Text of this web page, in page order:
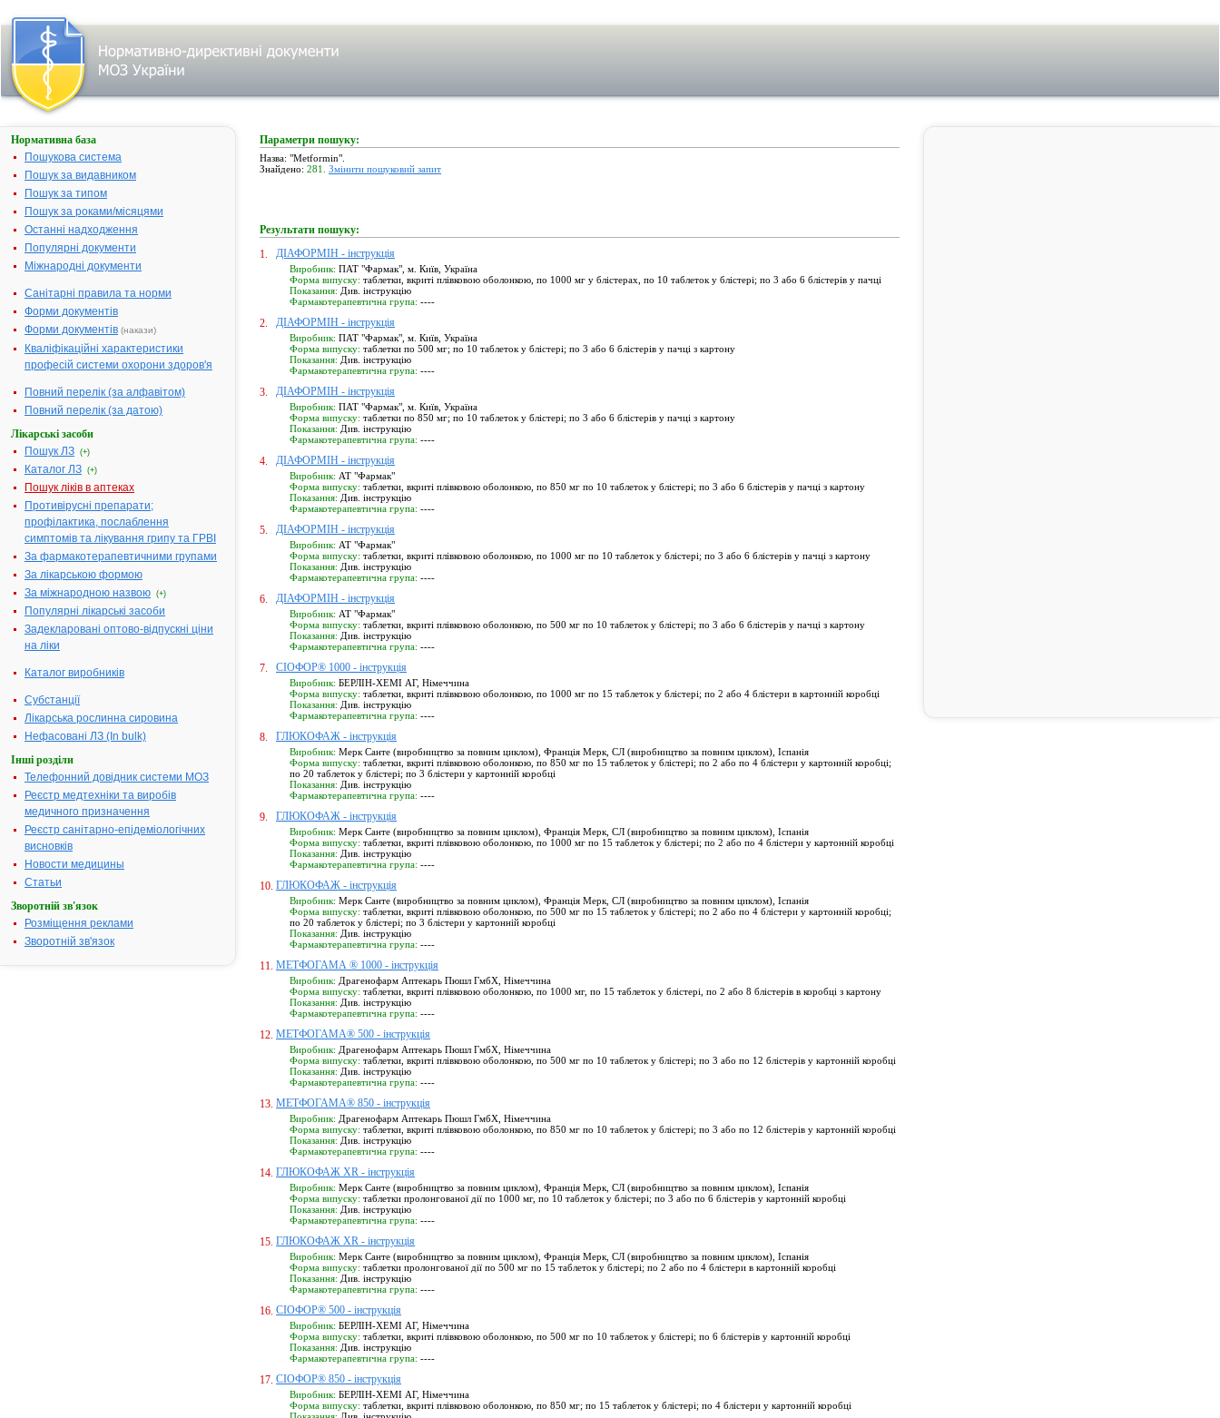
Нормативна база
Пошукова система
Пошук за видавником
Пошук за типом
Пошук за роками/місяцями
Останні надходження
Популярні документи
Міжнародні документи
Санітарні правила та норми
Форми документів
Форми документів (накази)
Кваліфікаційні характеристики
професій системи охорони здоров'я
Повний перелік (за алфавітом)
Повний перелік (за датою)
Лікарські засоби
Пошук ЛЗ (+)
Каталог ЛЗ (+)
Пошук ліків в аптеках
Противірусні препарати;
профілактика, послаблення
симптомів та лікування грипу та ГРВІ
За фармакотерапевтичними групами
За лікарською формою
За міжнародною назвою (+)
Популярні лікарські засоби
Задекларовані оптово-відпускні ціни
на ліки
Каталог виробників
Субстанції
Лікарська рослинна сировина
Нефасовані ЛЗ (In bulk)
Інші розділи
Телефонний довідник системи МОЗ
Реєстр медтехніки та виробів
медичного призначення
Реєстр санітарно-епідеміологічних
висновків
Новости медицины
Статьи
Зворотній зв'язок
Розміщення реклами
Зворотній зв'язок
Параметри пошуку:
Назва: "Metformin".
Знайдено: 281. Змінити пошуковий запит
Результати пошуку:
1.
ДІАФОРМІН - інструкція
Виробник: ПАТ "Фармак", м. Київ, Україна
Форма випуску: таблетки, вкриті плівковою оболонкою, по 1000 мг у блістерах, по 10 таблеток у блістері; по 3 або 6 блістерів у пачці
Показання: Див. інструкцію
Фармакотерапевтична група: ----
2. ДІАФОРМІН - інструкція
Виробник: ПАТ "Фармак", м. Київ, Україна
Форма випуску: таблетки по 500 мг; по 10 таблеток у блістері; по 3 або 6 блістерів у пачці з картону
Показання: Див. інструкцію
Фармакотерапевтична група: ----
3. ДІАФОРМІН - інструкція
Виробник: ПАТ "Фармак", м. Київ, Україна
Форма випуску: таблетки по 850 мг; по 10 таблеток у блістері; по 3 або 6 блістерів у пачці з картону
Показання: Див. інструкцію
Фармакотерапевтична група: ----
4. ДІАФОРМІН - інструкція
Виробник: АТ "Фармак"
Форма випуску: таблетки, вкриті плівковою оболонкою, по 850 мг по 10 таблеток у блістері; по 3 або 6 блістерів у пачці з картону
Показання: Див. інструкцію
Фармакотерапевтична група: ----
5. ДІАФОРМІН - інструкція
Виробник: АТ "Фармак"
Форма випуску: таблетки, вкриті плівковою оболонкою, по 1000 мг по 10 таблеток у блістері; по 3 або 6 блістерів у пачці з картону
Показання: Див. інструкцію
Фармакотерапевтична група: ----
6. ДІАФОРМІН - інструкція
Виробник: АТ "Фармак"
Форма випуску: таблетки, вкриті плівковою оболонкою, по 500 мг по 10 таблеток у блістері; по 3 або 6 блістерів у пачці з картону
Показання: Див. інструкцію
Фармакотерапевтична група: ----
7. СІОФОР® 1000 - інструкція
Виробник: БЕРЛІН-ХЕМІ АГ, Німеччина
Форма випуску: таблетки, вкриті плівковою оболонкою, по 1000 мг по 15 таблеток у блістері; по 2 або 4 блістери в картонній коробці
Показання: Див. інструкцію
Фармакотерапевтична група: ----
8. ГЛЮКОФАЖ - інструкція
Виробник: Мерк Санте (виробництво за повним циклом), Франція Мерк, СЛ (виробництво за повним циклом), Іспанія
Форма випуску: таблетки, вкриті плівковою оболонкою, по 850 мг по 15 таблеток у блістері; по 2 або по 4 блістери у картонній коробці;
по 20 таблеток у блістері; по 3 блістери у картонній коробці
Показання: Див. інструкцію
Фармакотерапевтична група: ----
9. ГЛЮКОФАЖ - інструкція
Виробник: Мерк Санте (виробництво за повним циклом), Франція Мерк, СЛ (виробництво за повним циклом), Іспанія
Форма випуску: таблетки, вкриті плівковою оболонкою, по 1000 мг по 15 таблеток у блістері; по 2 або по 4 блістери у картонній коробці
Показання: Див. інструкцію
Фармакотерапевтична група: ----
10. ГЛЮКОФАЖ - інструкція
Виробник: Мерк Санте (виробництво за повним циклом), Франція Мерк, СЛ (виробництво за повним циклом), Іспанія
Форма випуску: таблетки, вкриті плівковою оболонкою, по 500 мг по 15 таблеток у блістері; по 2 або по 4 блістери у картонній коробці;
по 20 таблеток у блістері; по 3 блістери у картонній коробці
Показання: Див. інструкцію
Фармакотерапевтична група: ----
11. МЕТФОГАМА ® 1000 - інструкція
Виробник: Драгенофарм Аптекарь Пюшл ГмбХ, Німеччина
Форма випуску: таблетки, вкриті плівковою оболонкою, по 1000 мг, по 15 таблеток у блістері, по 2 або 8 блістерів в коробці з картону
Показання: Див. інструкцію
Фармакотерапевтична група: ----
12. МЕТФОГАМА® 500 - інструкція
Виробник: Драгенофарм Аптекарь Пюшл ГмбХ, Німеччина
Форма випуску: таблетки, вкриті плівковою оболонкою, по 500 мг по 10 таблеток у блістері; по 3 або по 12 блістерів у картонній коробці
Показання: Див. інструкцію
Фармакотерапевтична група: ----
13. МЕТФОГАМА® 850 - інструкція
Виробник: Драгенофарм Аптекарь Пюшл ГмбХ, Німеччина
Форма випуску: таблетки, вкриті плівковою оболонкою, по 850 мг по 10 таблеток у блістері; по 3 або по 12 блістерів у картонній коробці
Показання: Див. інструкцію
Фармакотерапевтична група: ----
14. ГЛЮКОФАЖ XR - інструкція
Виробник: Мерк Санте (виробництво за повним циклом), Франція Мерк, СЛ (виробництво за повним циклом), Іспанія
Форма випуску: таблетки пролонгованої дії по 1000 мг, по 10 таблеток у блістері; по 3 або по 6 блістерів у картонній коробці
Показання: Див. інструкцію
Фармакотерапевтична група: ----
15. ГЛЮКОФАЖ XR - інструкція
Виробник: Мерк Санте (виробництво за повним циклом), Франція Мерк, СЛ (виробництво за повним циклом), Іспанія
Форма випуску: таблетки пролонгованої дії по 500 мг по 15 таблеток у блістері; по 2 або по 4 блістери в картонній коробці
Показання: Див. інструкцію
Фармакотерапевтична група: ----
16. СІОФОР® 500 - інструкція
Виробник: БЕРЛІН-ХЕМІ АГ, Німеччина
Форма випуску: таблетки, вкриті плівковою оболонкою, по 500 мг по 10 таблеток у блістері; по 6 блістерів у картонній коробці
Показання: Див. інструкцію
Фармакотерапевтична група: ----
17. СІОФОР® 850 - інструкція
Виробник: БЕРЛІН-ХЕМІ АГ, Німеччина
Форма випуску: таблетки, вкриті плівковою оболонкою, по 850 мг; по 15 таблеток у блістері; по 4 блістери у картонній коробці